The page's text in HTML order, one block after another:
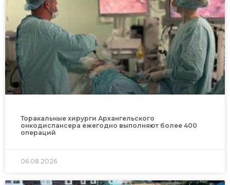
Торакальные хирурги Архангельского
онкодиспансера ежегодно выполняют более 400
операций
06.08.2026